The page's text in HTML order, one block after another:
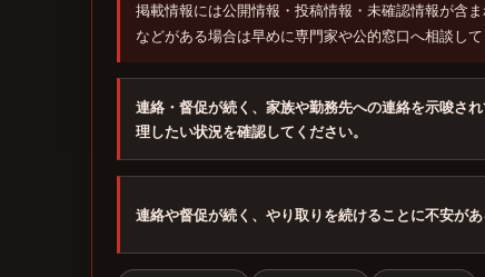
掲載情報には公開情報・投稿情報・未確認情報が含
などがある場合は早めに専門家や公的窓口へ相談して
連絡・督促が続く、家族や勤務先への連絡を示唆さ
理したい状況を確認してください。
連絡や督促が続く、やり取りを続けることに不安が